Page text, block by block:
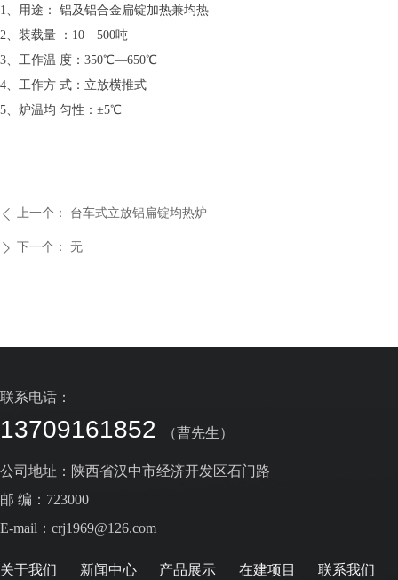
ꄴ 上一个： 台车式立放铝扁锭均热炉
ꄲ 下一个： 无
1、用途： 铝及铝合金扁锭加热兼均热
2、装载量 ：10—500吨
3、工作温 度：350℃—650℃
4、工作方 式：立放横推式
5、炉温均 匀性：±5℃
联系电话：
13709161852 （曹先生）
公司地址：陕西省汉中市经济开发区石门路
邮 编：723000
E-mail：crj1969@126.com
关于我们 新闻中心 产品展示 在建项目 联系我们